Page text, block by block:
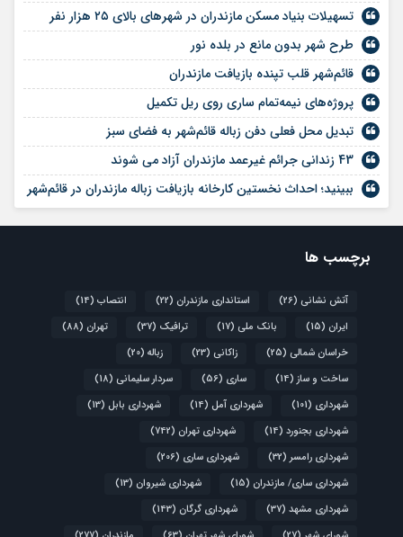
تسهیلات بنیاد مسکن مازندران در شهر‌های بالای ۲۵ هزار نفر
طرح شهر بدون مانع در بلده نور
قائم‌شهر قلب تپنده بازیافت مازندران
پروژه‌های نیمه‌تمام ساری روی ریل تکمیل
تبدیل محل فعلی دفن زباله قائم‌شهر به فضای سبز
43 زندانی جرائم غیرعمد مازندران آزاد می شوند
ببینید؛ احداث نخستین کارخانه بازیافت زباله مازندران در قائم‌شهر
برچسب ها
آتش نشانی (26) استانداری مازندران (22) انتصاب (14)
ایران (15) بانک ملی (17) ترافیک (37) تهران (88)
خراسان شمالی (25) زاکانی (23) زباله (20)
ساخت و ساز (14) ساری (56) سردار سلیمانی (18)
شهرداری (101) شهرداری آمل (14) شهرداری بابل (13)
شهرداری بجنورد (14) شهرداری تهران (742)
شهرداری رامسر (32) شهرداری ساری (206)
شهرداری ساری/ مازندران (15) شهرداری شیروان (13)
شهرداری مشهد (37) شهرداری گرگان (143)